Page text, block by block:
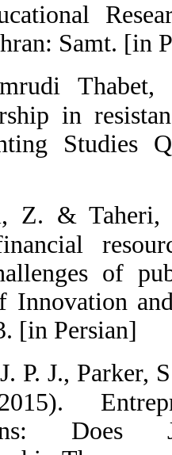
(2006).
Edition).
10. 
and
11.  Jalili, Z.
attracting
financial
Quarterly of
8(1), 108-83.
12.  Jong, J.
c. h.